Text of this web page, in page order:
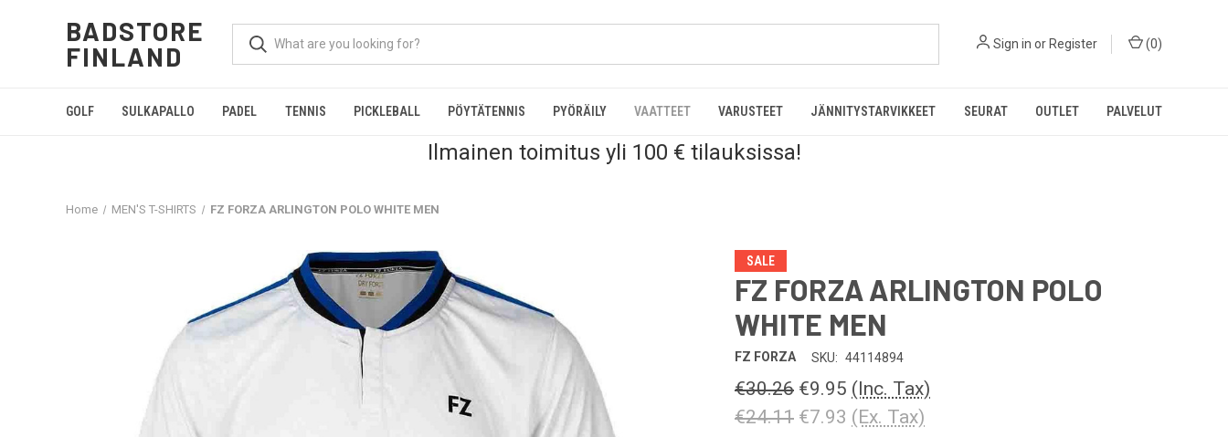
BADSTORE
FINLAND
Sign in orRegister (0)
GOLF SULKAPALLO PADEL TENNIS PICKLEBALL PÖYTÄTENNIS PYÖRÄILY VAATTEET VARUSTEET JÄNNITYSTARVIKKEET SEURAT OUTLET PALVELUT
Ilmainen toimitus yli 100 € tilauksissa!
Home MEN'S T-SHIRTS FZ FORZA ARLINGTON POLO WHITE MEN
SALE
FZ FORZA ARLINGTON POLO
WHITE MEN
FZ FORZA SKU: 44114894
€30.26 €9.95 (Inc. Tax)
€24.11 €7.93 (Ex. Tax)